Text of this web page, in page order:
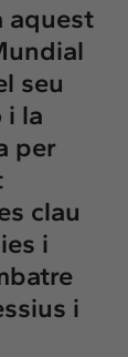
aquest
seu
i la
per
clau
i
i